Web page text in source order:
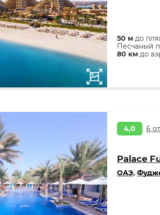
50 м до
Песчаный
80 км до
4,0 6
Palace
ОАЭ,